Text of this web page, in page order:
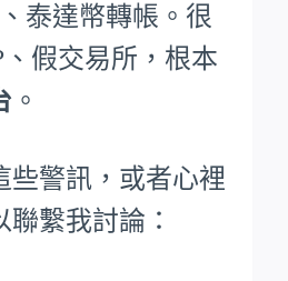
泰達幣轉帳。很
、假交易所，根本
。
些警訊，或者心裡
繫我討論：